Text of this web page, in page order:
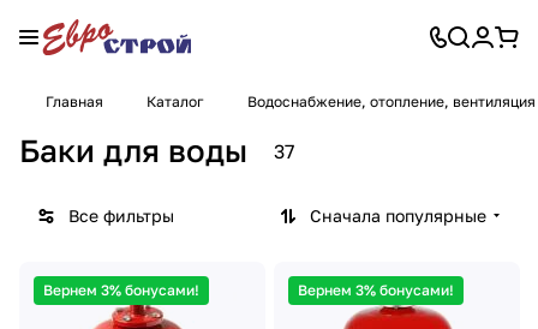
Главная Каталог Водоснабжение, отопление, вентиляция
Баки для воды 37
Все фильтры Сначала популярные
Вернем 3% бонусами! Вернем 3% бонусами!